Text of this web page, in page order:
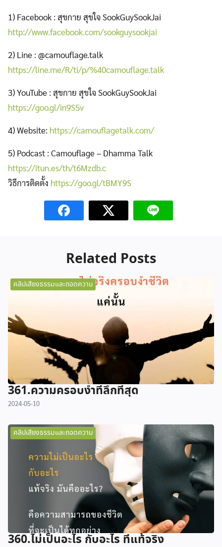
1) Facebook : สุขกาย สุขใจ SookGuySookJai
http://www.facebook.com/sookguysookjai
2) Line : @camouflage.talk
https://line.me/R/ti/p/%40camouflage.talk
3) YouTube : สุขกาย สุขใจ SookGuySookJai
https://goo.gl/in9S5v
4) Website: https://camouflagetalk.com/
5) Podcast : Camouflage – Dhamma Talk
https://itun.es/th/t6Mzdb.c
วิธีการติดตั้ง https://goo.gl/tBMY9S
Related Posts
คลิปเสียงธรรมและถอดความ
361.ความครอบงำที่ลึกที่สุด
2024-05-10
คลิปเสียงธรรมและถอดความ
360.ไม่เป็นอะไร กับอะไร ที่แท้จริง